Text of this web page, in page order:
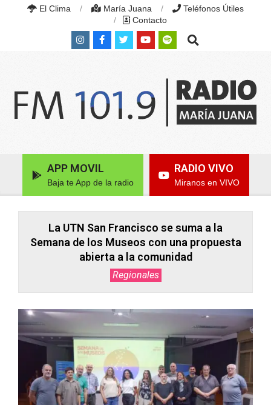
El Clima María Juana
Teléfonos Útiles
Contacto
Search
JUANA
FM
MARÍA
JUANA,
Navigation APP MOVIL
Baja te App de la radio
RADIO VIVO
Miranos en VIVO
La UTN San Francisco se suma a la
Semana de los Museos con una propuesta
abierta a la comunidad
Regionales